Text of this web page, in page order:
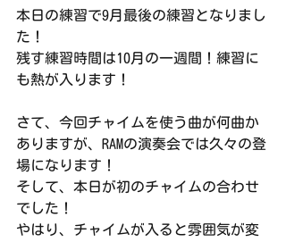
本日の練習で9月最後の練習となりまし
た！
残す練習時間は10月の一週間！練習に
も熱が入ります！
さて、今回チャイムを使う曲が何曲か
ありますが、RAMの演奏会では久々の登
場になります！
そして、本日が初のチャイムの合わせ
でした！
やはり、チャイムが入ると雰囲気が変